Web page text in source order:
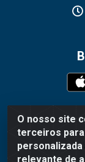
O nosso site
terceiros
relevante de
WR
Grogotó -